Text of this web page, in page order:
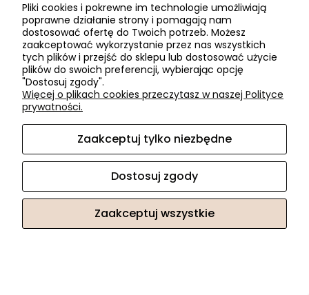
Uchwyt (UK 216.653) kastet Sat. L-128
Cena regularna: 11,89 zł
»
Pliki cookies i pokrewne im technologie umożliwiają
poprawne działanie strony i pomagają nam
dostosować ofertę do Twoich potrzeb. Możesz
zaakceptować wykorzystanie przez nas wszystkich
tych plików i przejść do sklepu lub dostosować użycie
plików do swoich preferencji, wybierając opcję
"Dostosuj zgody".
Więcej o plikach cookies przeczytasz w naszej Polityce
prywatności.
Zaakceptuj tylko niezbędne
Dostosuj zgody
Zaakceptuj wszystkie